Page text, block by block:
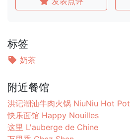
标签
奶茶
附近餐馆
洪记潮汕牛肉火锅 NiuNiu Hot Pot
快乐面馆 Happy Nouilles
这里 L'auberge de Chine